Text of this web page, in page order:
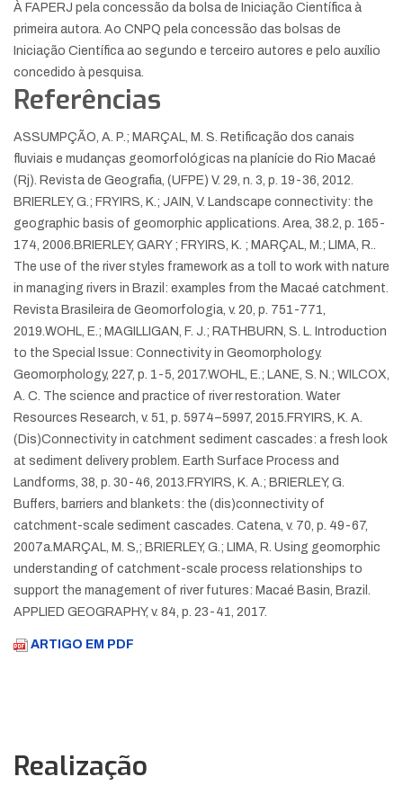
À FAPERJ pela concessão da bolsa de Iniciação Científica à
primeira autora. Ao CNPQ pela concessão das bolsas de
Iniciação Científica ao segundo e terceiro autores e pelo auxílio
concedido à pesquisa.
Referências
ASSUMPÇÃO, A. P.; MARÇAL, M. S. Retificação dos canais
fluviais e mudanças geomorfológicas na planície do Rio Macaé
(Rj). Revista de Geografia, (UFPE) V. 29, n. 3, p. 19-36, 2012.
BRIERLEY, G.; FRYIRS, K.; JAIN, V. Landscape connectivity: the
geographic basis of geomorphic applications. Area, 38.2, p. 165-
174, 2006. BRIERLEY, GARY ; FRYIRS, K. ; MARÇAL, M.; LIMA, R..
The use of the river styles framework as a toll to work with nature
in managing rivers in Brazil: examples from the Macaé catchment.
Revista Brasileira de Geomorfologia, v. 20, p. 751-771,
2019.WOHL, E.; MAGILLIGAN, F. J.; RATHBURN, S. L. Introduction
to the Special Issue: Connectivity in Geomorphology.
Geomorphology, 227, p. 1-5, 2017.WOHL, E.; LANE, S. N.; WILCOX,
A. C. The science and practice of river restoration. Water
Resources Research, v. 51, p. 5974–5997, 2015. FRYIRS, K. A.
(Dis)Connectivity in catchment sediment cascades: a fresh look
at sediment delivery problem. Earth Surface Process and
Landforms, 38, p. 30-46, 2013. FRYIRS, K. A.; BRIERLEY, G.
Buffers, barriers and blankets: the (dis)connectivity of
catchment-scale sediment cascades. Catena, v. 70, p. 49-67,
2007a. MARÇAL, M. S,; BRIERLEY, G.; LIMA, R. Using geomorphic
understanding of catchment-scale process relationships to
support the management of river futures: Macaé Basin, Brazil.
APPLIED GEOGRAPHY, v. 84, p. 23-41, 2017.
ARTIGO EM PDF
Realização